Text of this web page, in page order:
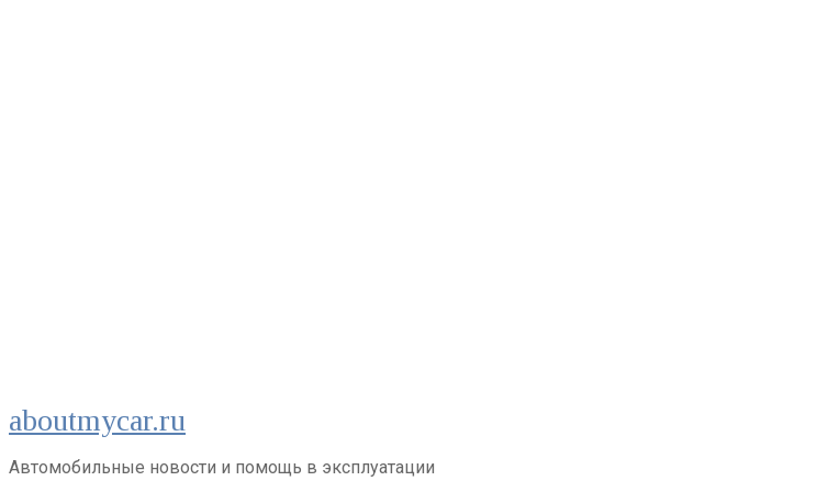
Перейти
к
контенту
aboutmycar.ru
Автомобильные новости и помощь в эксплуатации